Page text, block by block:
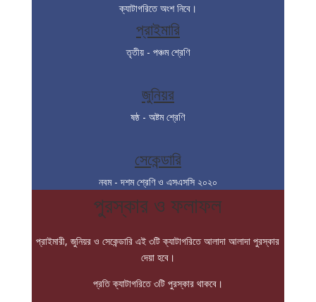
ক্যাটাগরিতে অংশ নিবে।
প্রাইমারি
তৃতীয় - পঞ্চম শ্রেণি
জুনিয়র
ষষ্ঠ - অষ্টম শ্রেণি
সেকেন্ডারি
নবম - দশম শ্রেণি ও এসএসসি ২০২০
পুরস্কার ও ফলাফল
প্রাইমারী, জুনিয়র ও সেকেন্ডারি এই ৩টি ক্যাটাগরিতে আলাদা আলাদা পুরস্কার
দেয়া হবে।
প্রতি ক্যাটাগরিতে ৩টি পুরস্কার থাকবে।